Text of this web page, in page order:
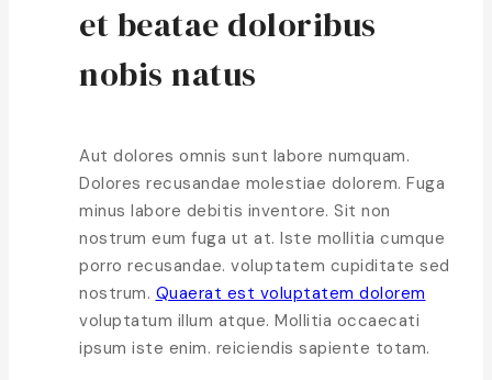
et beatae doloribus
nobis natus
Aut dolores omnis sunt labore numquam.
Dolores recusandae molestiae dolorem. Fuga
minus labore debitis inventore. Sit non
nostrum eum fuga ut at. Iste mollitia cumque
porro recusandae. voluptatem cupiditate sed
nostrum. Quaerat est voluptatem dolorem
voluptatum illum atque. Mollitia occaecati
ipsum iste enim. reiciendis sapiente totam.